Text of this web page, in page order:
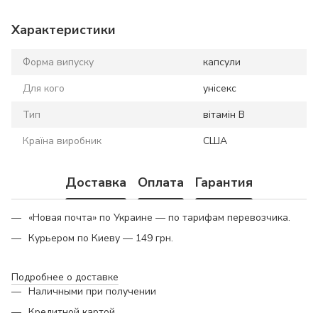
Характеристики
Форма випуску
капсули
Для кого
унісекс
Тип
вітамін B
Країна виробник
США
Доставка Оплата Гарантия
«Новая почта» по Украине — по тарифам перевозчика.
Курьером по Киеву — 149 грн.
Подробнее о доставке
Наличными при получении